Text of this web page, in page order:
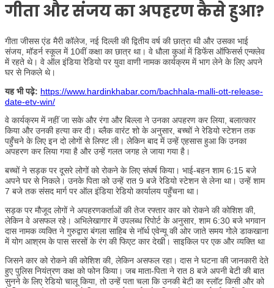
गीता और संजय का अपहरण कैसे हुआ?
गीता जीसस एंड मैरी कॉलेज, नई दिल्ली की द्वितीय वर्ष की छात्रा थी और उसका भाई
संजय, मॉडर्न स्कूल में 10वीं कक्षा का छात्र था। वे धौला कुआं में डिफेंस ऑफिसर्स एन्क्लेव
में रहते थे। वे ऑल इंडिया रेडियो पर युवा वाणी नामक कार्यक्रम में भाग लेने के लिए अपने
घर से निकले थे।
यह भी पढ़े: https://www.hardinkhabar.com/bachhala-malli-ott-release-
date-etv-win/
वे कार्यक्रम में नहीं जा सके और रंगा और बिल्ला ने उनका अपहरण कर लिया, बलात्कार
किया और उनकी हत्या कर दी। ब्लैक वारंट शो के अनुसार, बच्चों ने रेडियो स्टेशन तक
पहुँचने के लिए इन दो लोगों से लिफ्ट ली। लेकिन बाद में उन्हें एहसास हुआ कि उनका
अपहरण कर लिया गया है और उन्हें गलत जगह ले जाया गया है।
बच्चों ने सड़क पर दूसरे लोगों को रोकने के लिए संघर्ष किया। भाई-बहन शाम 6:15 बजे
अपने घर से निकले। उनके पिता को उन्हें रात 9 बजे रेडियो स्टेशन से लेना था। उन्हें शाम
7 बजे तक संसद मार्ग पर ऑल इंडिया रेडियो कार्यालय पहुँचना था।
सड़क पर मौजूद लोगों ने अपहरणकर्ताओं की तेज रफ्तार कार को रोकने की कोशिश की,
लेकिन वे असफल रहे। अभिलेखागार में उपलब्ध रिपोर्ट के अनुसार, शाम 6:30 बजे भगवान
दास नामक व्यक्ति ने गुरुद्वारा बंगला साहिब से नॉर्थ एवेन्यू की ओर जाते समय गोले डाकखाना
में योग आश्रम के पास सरसों के रंग की फिएट कार देखी। साइकिल पर एक और व्यक्ति था
जिसने कार को रोकने की कोशिश की, लेकिन असफल रहा। दास ने घटना की जानकारी देते
हुए पुलिस नियंत्रण कक्ष को फोन किया। जब माता-पिता ने रात 8 बजे अपनी बेटी की बात
सुनने के लिए रेडियो चालू किया, तो उन्हें पता चला कि उनकी बेटी का स्लॉट किसी और को